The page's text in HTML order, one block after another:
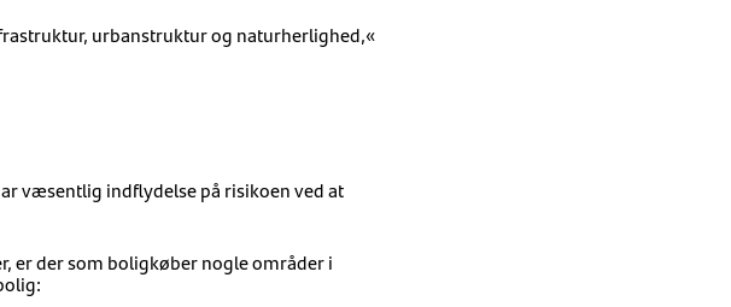
urbanstruktur og naturherlighed,«
væsentlig indflydelse på risikoen ved at
er der som boligkøber nogle områder i